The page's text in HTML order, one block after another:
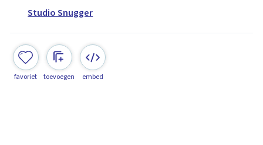
Studio Snugger
favoriet toevoegen embed